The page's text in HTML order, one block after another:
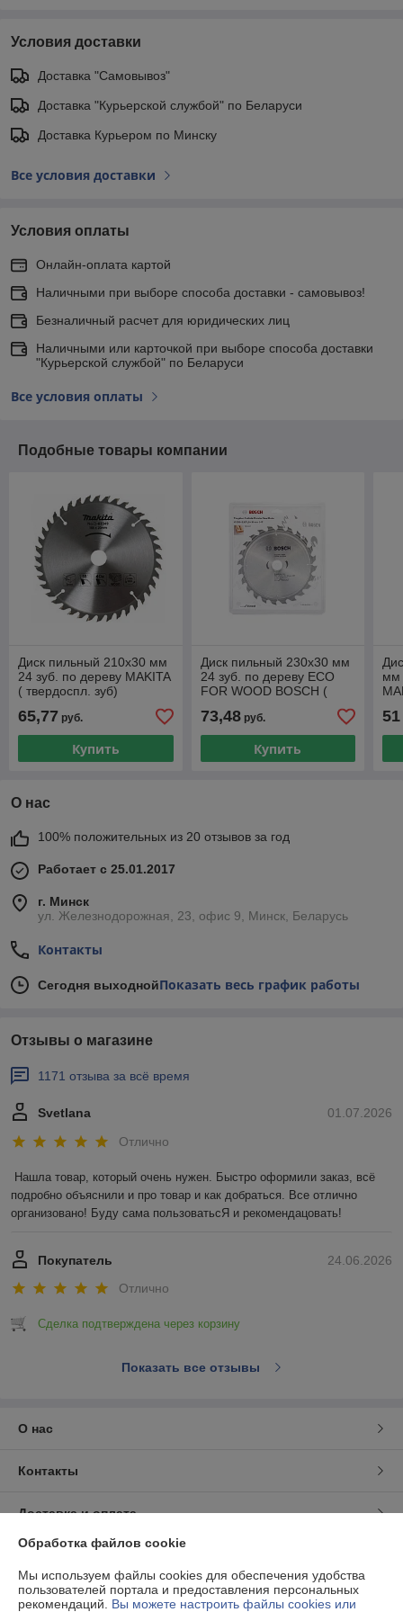
Условия доставки
Доставка "Самовывоз"
Доставка "Курьерской службой" по Беларуси
Доставка Курьером по Минску
Все условия доставки
Условия оплаты
Онлайн-оплата картой
Наличными при выборе способа доставки - самовывоз!
Безналичный расчет для юридических лиц
Наличными или карточкой при выборе способа доставки
"Курьерской службой" по Беларуси
Все условия оплаты
Подобные товары компании
Диск пильный 210х30 мм
24 зуб. по дереву MAKITA
( твердоспл. зуб)
65,77 руб.
Купить
Диск пильный 230х30 мм
24 зуб. по дереву ECO
FOR WOOD BOSCH (
73,48руб.
Купить
мм
51
О нас
100% положительных из 20 отзывов за год
Работает с 25.01.2017
г. Минск
ул. Железнодорожная, 23, офис 9, Минск, Беларусь
Контакты
Сегодня выходнойПоказать весь график работы
Отзывы о магазине
1171 отзыва за всё время
01.07.2026
Svetlana
Отлично
Нашла товар, который очень нужен. Быстро оформили заказ, всё
подробно объяснили и про товар и как добраться. Все отлично
организовано! Буду сама пользоватьсЯ и рекомендацовать!
24.06.2026
Покупатель
Отлично
Сделка подтверждена через корзину
Показать все отзывы
О нас
Контакты
Доставка и оплата
Полная версия сайта
Обработка файлов cookie
Мы используем файлы cookies для обеспечения удобства
пользователей портала и предоставления персональных
рекомендаций. Вы можете настроить файлы cookies или